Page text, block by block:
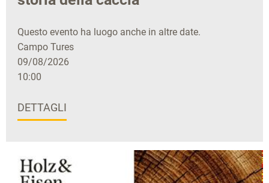
Questo evento ha luogo anche in altre date.
Campo Tures
09/08/2026
10:00
DETTAGLI